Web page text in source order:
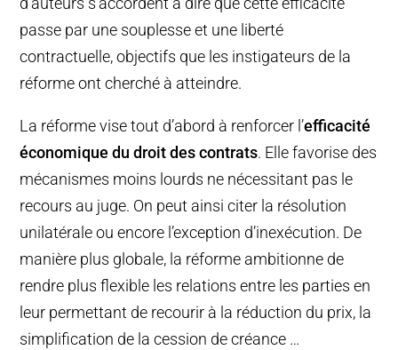
passe par une souplesse et une liberté
contractuelle, objectifs que les instigateurs de la
réforme ont cherché à atteindre.
La réforme vise tout d’abord à renforcer l’efficacité
économique du droit des contrats. Elle favorise des
mécanismes moins lourds ne nécessitant pas le
recours au juge. On peut ainsi citer la résolution
unilatérale ou encore l’exception d’inexécution. De
manière plus globale, la réforme ambitionne de
rendre plus flexible les relations entre les parties en
leur permettant de recourir à la réduction du prix, la
simplification de la cession de créance …